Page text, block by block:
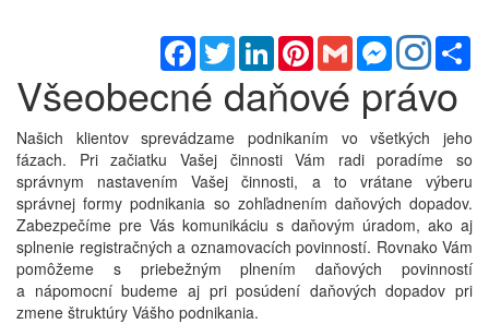
Facebook
TwitterLinkedInPinterestGmail Messenger
Všeobecné daňové právo
Našich klientov sprevádzame podnikaním vo všetkých jeho
fázach. Pri začiatku Vašej činnosti Vám radi poradíme so
správnym nastavením Vašej činnosti, a to vrátane výberu
správnej formy podnikania so zohľadnením daňových dopadov.
Zabezpečíme pre Vás komunikáciu s daňovým úradom, ako aj
splnenie registračných a oznamovacích povinností. Rovnako Vám
pomôžeme s priebežným plnením daňových povinností
a nápomocní budeme aj pri posúdení daňových dopadov pri
zmene štruktúry Vášho podnikania.